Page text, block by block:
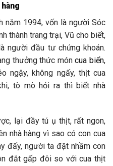
năm 1994, vốn là người Sóc
thành trang trại, Vũ cho biết,
người đầu tư chứng khoán.
thưởng thức móncua biển,
ngậy, không ngấy, thịt cua
tò mò hỏi ra thì biết nhà
lại đầy tú ụ thịt, rất ngon,
nhà hàng vì sao có con cua
đấy, người ta đặt nhầm con
đắt gấp đôi so với cua thịt